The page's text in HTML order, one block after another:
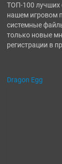
ТОП-100 лучших
нашем игровом
системные
только новые
регистрации в
Dragon Egg